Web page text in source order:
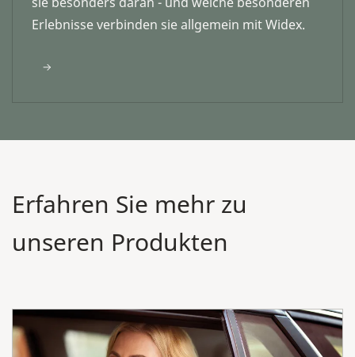
Erlebnisse verbinden sie allgemein mit Widex.
Erfahren Sie mehr zu
unseren Produkten